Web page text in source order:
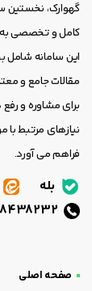
گهوارک، نخستین
کامل و تخصصی به
این سامانه
مقالات جامع و
برای مشاوره و
نیازهای مرتبط
فراهم می آورد.
بله
صفحه اصلی